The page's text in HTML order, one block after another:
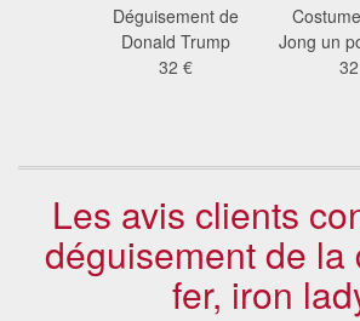
Déguisement de
Donald Trump
32 €
Jong un
Les avis clients
déguisement de la
fer, iron